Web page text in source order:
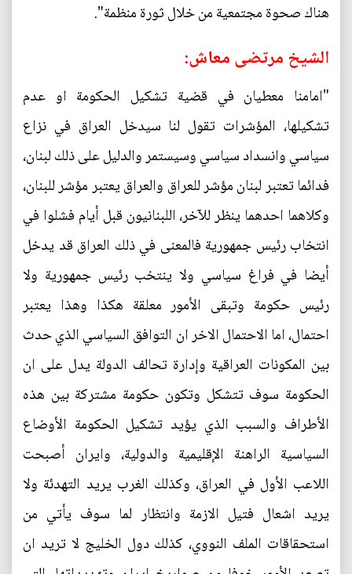
هناك صحوة مجتمعية من خلال ثورة منظمة".
الشيخ مرتضى معاش:
"امامنا معطيان في قضية تشكيل الحكومة او عدم
تشكيلها، المؤشرات تقول لنا سيدخل العراق في نزاع
سياسي وانسداد سياسي وسيستمر والدليل على ذلك لبنان،
فدائما تعتبر لبنان مؤشر للعراق والعراق يعتبر مؤشر للبنان،
وكلاهما احدهما ينظر للآخر، اللبنانيون قبل أيام فشلوا في
انتخاب رئيس جمهورية فالمعنى في ذلك العراق قد يدخل
أيضا في فراغ سياسي ولا ينتخب رئيس جمهورية ولا
رئيس حكومة وتبقى الأمور معلقة هكذا وهذا يعتبر
احتمال، اما الاحتمال الاخر ان التوافق السياسي الذي حدث
بين المكونات العراقية وإدارة تحالف الدولة يدل على ان
الحكومة سوف تتشكل وتكون حكومة مشتركة بين هذه
الأطراف والسبب الذي يؤيد تشكيل الحكومة الأوضاع
السياسية الراهنة الإقليمية والدولية، وايران أصبحت
اللاعب الأول في العراق، وكذلك الغرب يريد التهدئة ولا
يريد اشعال فتيل الازمة وانتظار لما سوف يأتي من
استحقاقات الملف النووي، كذلك دول الخليج لا تريد ان